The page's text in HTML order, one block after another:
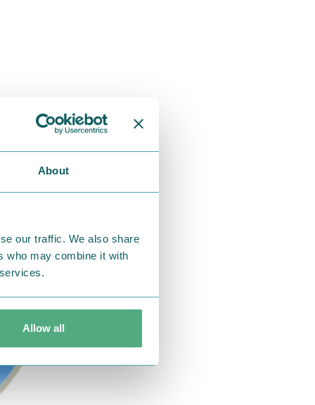
About
our traffic. We also share
who may combine it with
Allow all